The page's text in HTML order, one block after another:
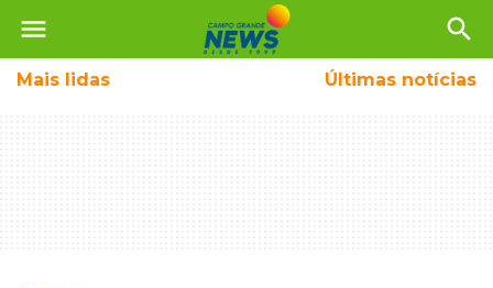
menu search
Mais lidas Últimas notícias